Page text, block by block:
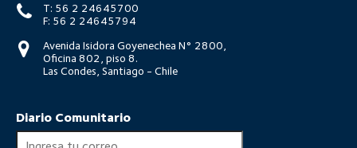
T: 56 2 24645700
F: 56 2 24645794
Avenida Isidora Goyenechea N° 2800,
Oficina 802, piso 8.
Las Condes, Santiago - Chile
Diario Comunitario